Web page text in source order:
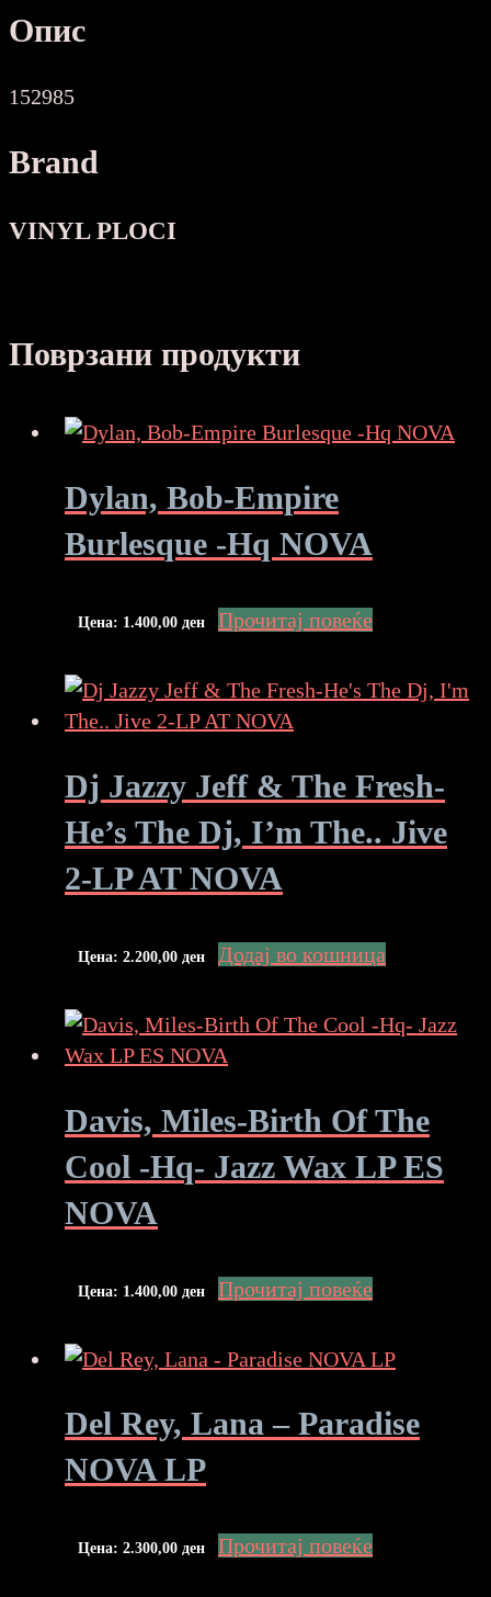
Опис
152985
Brand
VINYL PLOCI
Поврзани продукти
Dylan, Bob-Empire
Burlesque -Hq NOVA
Цена: 1.400,00 ден Прочитај повеќе
Dj Jazzy Jeff & The Fresh-
He’s The Dj, I’m The.. Jive
2-LP AT NOVA
Цена: 2.200,00 ден Додај во кошница
Davis, Miles-Birth Of The
Cool -Hq- Jazz Wax LP ES
NOVA
Цена: 1.400,00 ден Прочитај повеќе
Del Rey, Lana – Paradise
NOVA LP
Цена: 2.300,00 ден Прочитај повеќе